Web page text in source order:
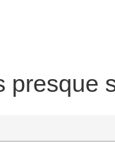
presque